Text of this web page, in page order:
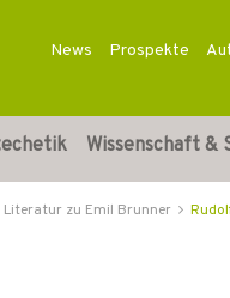
News Prospekte
Wissenschaft &
Literatur zu Emil Brunner